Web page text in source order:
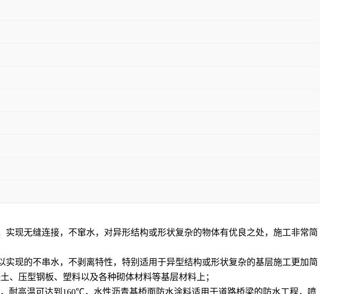
实现无缝连接，不窜水，对异形结构或形状复杂的物体有优良之处，施工非常简
的不串水，不剥离特性，特别适用于异型结构或形状复杂的基层施工更加简
、压型钢板、塑料以及各种砌体材料等基层材料上；
高温可达到160℃，水性沥青基桥面防水涂料适用于道路桥梁的防水工程，喷